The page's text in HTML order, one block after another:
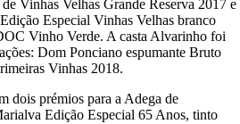
Vinhas Velhas Grande Reserva 2017 e
Especial Vinhas Velhas branco
Vinho Verde. A casta Alvarinho foi
Dom Ponciano espumante Bruto
Vinhas 2018.
dois prémios para a Adega de
Edição Especial 65 Anos, tinto